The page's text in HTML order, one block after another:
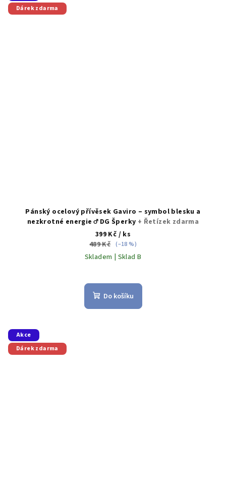
Dárek zdarma
Pánský ocelový přívěsek Gaviro – symbol blesku a
nezkrotné energie ♂️ DG Šperky + Řetízek zdarma
399 Kč / ks
489 Kč (–18 %)
Skladem | Sklad B
Do košíku
Akce
Dárek zdarma